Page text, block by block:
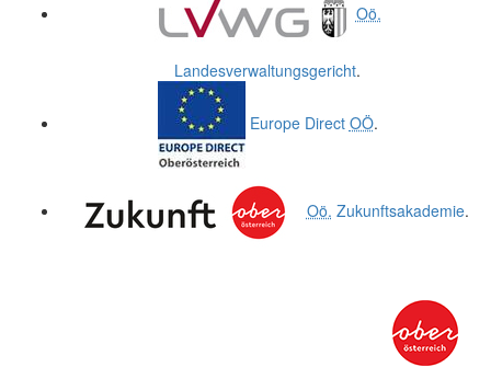
Oö.
Landesverwaltungsgericht.
Europe Direct OÖ.
Oö. Zukunftsakademie.